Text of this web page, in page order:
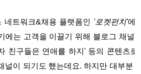
네트워크&채용 플랫폼인 '로켓펀치'에
에는 고객을 이끌기 위해 블로그 채널
친구들은 연애를 하지' 등의 콘텐츠
널이 되기도 했는데요. 하지만 대부분